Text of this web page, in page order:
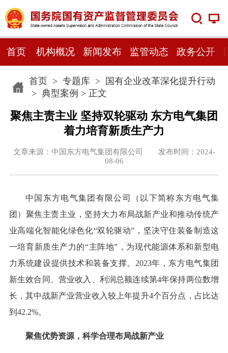
首页 机构概况 新闻发布 监管动态 政务公开
首页> 专题库> 国有企业改革深化提升行动
> 典型案例 > 正文
聚焦主责主业 坚持双轮驱动 东方电气集团
着力培育新质生产力
文章来源：中国东方电气集团有限公司 发布时间：2024-
08-06
中国东方电气集团有限公司（以下简称东方电气集
团）聚焦主责主业，坚持大力布局战新产业和推动传统产
业高端化智能化绿色化“双轮驱动”，坚决守住装备制造这
一培育新质生产力的“主阵地”，为现代能源体系和新型电
力系统建设提供技术和装备支撑。2023年，东方电气集团
新生效合同、营业收入、利润总额连续第4年保持两位数增
长，其中战新产业营业收入较上年提升4个百分点，占比达
到42.2%。
聚焦优势资源，科学合理布局战新产业